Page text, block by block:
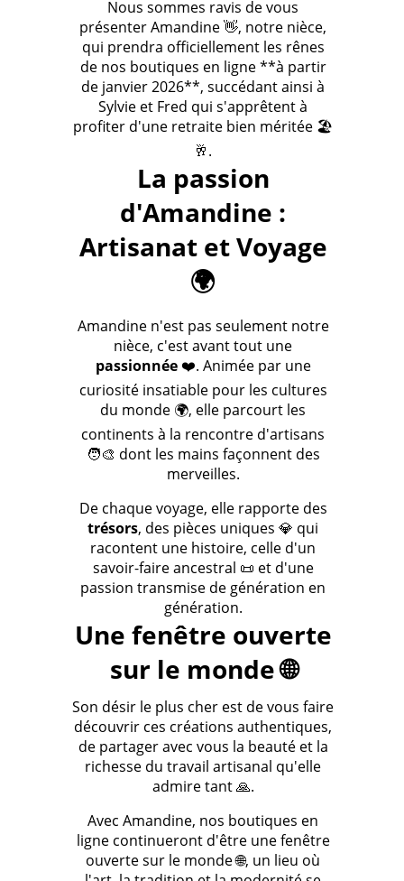
Nous sommes ravis de vous
présenter Amandine 👋, notre nièce,
qui prendra officiellement les rênes
de nos boutiques en ligne **à partir
de janvier 2026**, succédant ainsi à
Sylvie et Fred qui s'apprêtent à
profiter d'une retraite bien méritée 🏖️
🥂.
La passion
d'Amandine :
Artisanat et Voyage
🌍
Amandine n'est pas seulement notre
nièce, c'est avant tout une
passionnée❤️. Animée par une
curiosité insatiable pour les cultures
du monde 🌍, elle parcourt les
continents à la rencontre d'artisans
🧑‍🎨 dont les mains façonnent des
merveilles.
De chaque voyage, elle rapporte des
trésors, des pièces uniques 💎 qui
racontent une histoire, celle d'un
savoir-faire ancestral 📜 et d'une
passion transmise de génération en
génération.
Une fenêtre ouverte
sur le monde 🌐
Son désir le plus cher est de vous faire
découvrir ces créations authentiques,
de partager avec vous la beauté et la
richesse du travail artisanal qu'elle
admire tant 🙏.
Avec Amandine, nos boutiques en
ligne continueront d'être une fenêtre
ouverte sur le monde 🌐, un lieu où